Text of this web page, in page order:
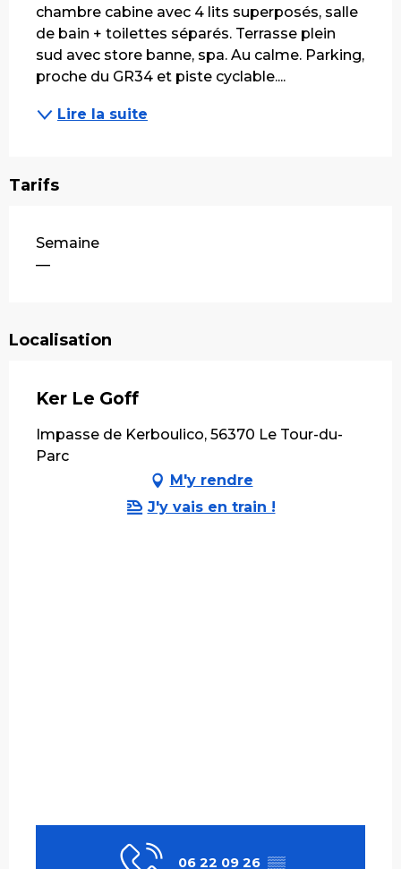
chambre cabine avec 4 lits superposés, salle
de bain + toilettes séparés. Terrasse plein
sud avec store banne, spa. Au calme. Parking,
proche du GR34 et piste cyclable....
Lire la suite
Tarifs
Tarifs 2026
Semaine
—
Localisation
Ker Le Goff
Impasse de Kerboulico, 56370 Le Tour-du-
Parc
M'y rendre
J'y vais en train !
06 22 09 26 ▒▒